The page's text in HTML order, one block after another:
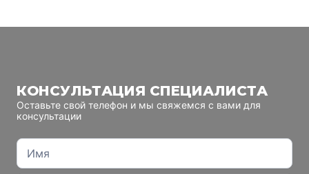
КОНСУЛЬТАЦИЯ СПЕЦИАЛИСТА
Оставьте свой телефон и мы свяжемся с вами для
консультации